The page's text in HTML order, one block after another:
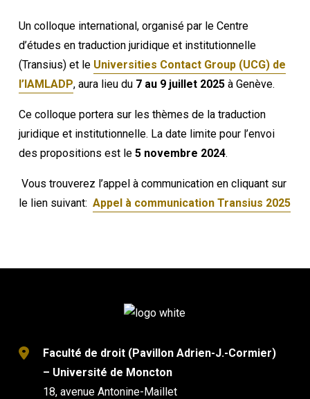
Un colloque international, organisé par le Centre
d’études en traduction juridique et institutionnelle
(Transius) et le Universities Contact Group (UCG) de
l’IAMLADP, aura lieu du 7 au 9 juillet 2025 à Genève.
Ce colloque portera sur les thèmes de la traduction
juridique et institutionnelle. La date limite pour l’envoi
des propositions est le 5 novembre 2024.
Vous trouverez l’appel à communication en cliquant sur
le lien suivant: Appel à communication Transius 2025
Faculté de droit (Pavillon Adrien-J.-Cormier)
– Université de Moncton
18, avenue Antonine-Maillet